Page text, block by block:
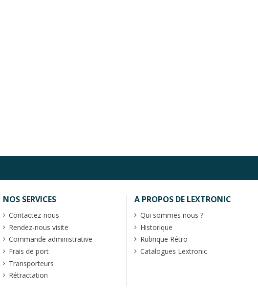
NOS SERVICES
Contactez-nous
Rendez-nous visite
Commande administrative
Frais de port
Transporteurs
Rétractation
A PROPOS DE LEXTRONIC
Qui sommes nous ?
Historique
Rubrique Rétro
Catalogues Lextronic